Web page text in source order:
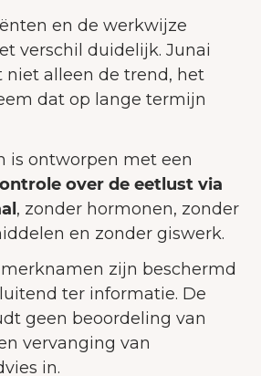
en de werkwijze
verschil duidelijk. Junai
niet alleen de trend, het
dat op lange termijn
is ontworpen met een
over de eetlust via
, zonder hormonen, zonder
en zonder giswerk.
zijn beschermd
ter informatie. De
geen beoordeling van
vervanging van
in.